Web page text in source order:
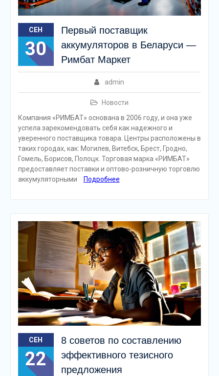
СЕН
30
Первый поставщик
аккумуляторов в Беларуси —
Римбат Маркет
admin
Новости
Компания «РИМБАТ» основана в 2006 году, и она уже
успела зарекомендовать себя как надежного и
уверенного поставщика товара. Центры расположены в
таких городах, как: Могилев, Витебск, Брест, Гродно,
Гомель, Борисов, Полоцк. Торговая марка «РИМБАТ»
предоставляет поставки и оптово-розничную торговлю
аккумуляторными
Подробнее
СЕН
22
8 советов по составлению
эффективного тезисного
предложения